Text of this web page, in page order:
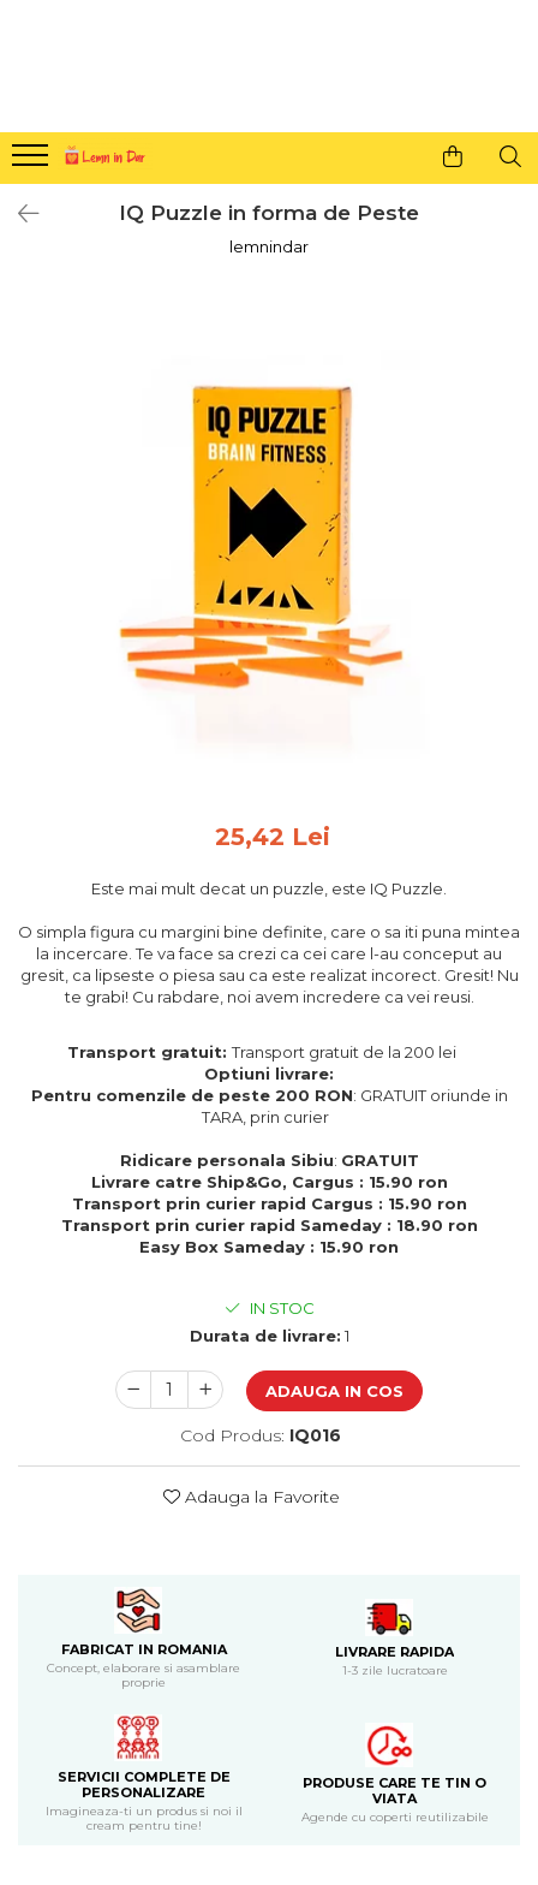
Agende din lemn
Agende 10x10
Semne de carte
Decoratiuni cu peisaje de iarna
Tablouri personalizate
Diplome si Plachete
Camion din lemn
Papioane din lemn
Decoratiuni pentru casa
piele naturala
Cadouri de Paste
Produse personalizate pentru
nunti si botezuri
Martisoare
Cadouri personalizate pentru
Cadouri pentru EL
Cadouri pentru iubit
Cadouri pentru iubita
Cadouri pentru mama
Cadouri pentru tata
Cadouri personalizate pentru nasi
CERCEI ZAMAC
Ateliere - planse cu nisip colorat
IQ Puzzle in forma de Peste
lemnindar
25,42 Lei
Este mai mult decat un puzzle, este IQ Puzzle.
O simpla figura cu margini bine definite, care o sa iti puna mintea
la incercare. Te va face sa crezi ca cei care l-au conceput au
gresit, ca lipseste o piesa sau ca este realizat incorect. Gresit! Nu
te grabi! Cu rabdare, noi avem incredere ca vei reusi.
Transport gratuit:Transport gratuit de la 200 lei
Optiuni livrare:
Pentru comenzile de peste 200 RON: GRATUIT oriunde in
TARA, prin curier
Ridicare personala Sibiu: GRATUIT
Livrare catre Ship&Go, Cargus : 15.90 ron
Transport prin curier rapid Cargus : 15.90 ron
Transport prin curier rapid Sameday : 18.90 ron
Easy Box Sameday : 15.90 ron
IN STOC
Durata de livrare: 1
ADAUGA IN COS
Cod Produs: IQ016
Adauga la Favorite
FABRICAT IN ROMANIA
Concept, elaborare si asamblare
proprie
LIVRARE RAPIDA
1-3 zile lucratoare
SERVICII COMPLETE DE
PERSONALIZARE
Imagineaza-ti un produs si noi il
cream pentru tine!
PRODUSE CARE TE TIN O
VIATA
Agende cu coperti reutilizabile